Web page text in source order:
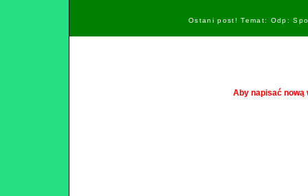
Ostani post! Temat: Odp:
Aby napisać nową